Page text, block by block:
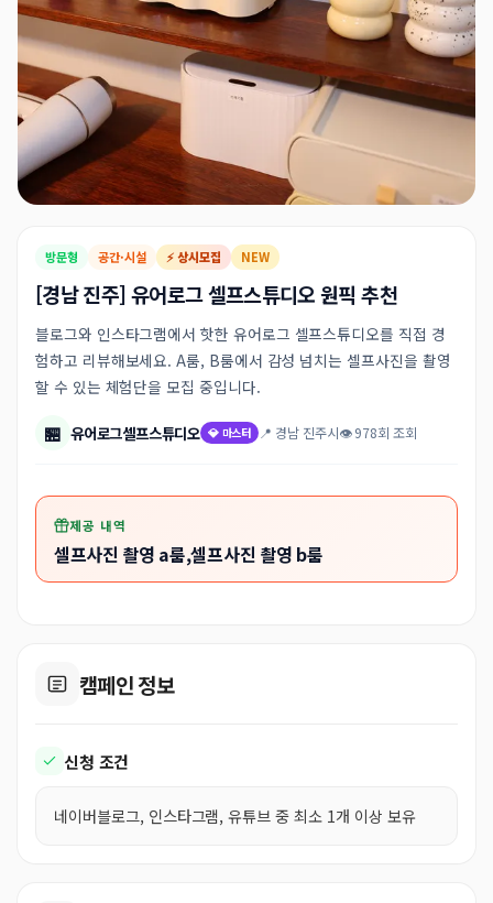
방문형 공간·시설 ⚡ 상시모집 NEW
[경남 진주] 유어로그 셀프스튜디오 원픽 추천
블로그와 인스타그램에서 핫한 유어로그 셀프스튜디오를 직접 경
험하고 리뷰해보세요. A룸, B룸에서 감성 넘치는 셀프사진을 촬영
할 수 있는 체험단을 모집 중입니다.
🏪 유어로그셀프스튜디오 💎 마스터 📍 경남 진주시👁 978회 조회
제공 내역
셀프사진 촬영 a룸,셀프사진 촬영 b룸
캠페인 정보
신청 조건
네이버블로그, 인스타그램, 유튜브 중 최소 1개 이상 보유